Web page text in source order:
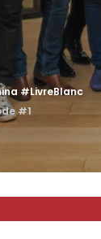
#LivreBlanc
#1